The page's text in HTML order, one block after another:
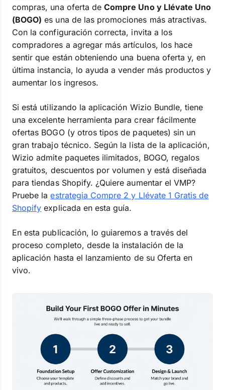
compras, una oferta deCompre Uno y Llévate Uno
(BOGO) es una de las promociones más atractivas.
Con la configuración correcta, invita a los
compradores a agregar más artículos, los hace
sentir que están obteniendo una buena oferta y, en
última instancia, lo ayuda a vender más productos y
aumentar los ingresos.
Si está utilizando la aplicación Wizio Bundle, tiene
una excelente herramienta para crear fácilmente
ofertas BOGO (y otros tipos de paquetes) sin un
gran trabajo técnico. Según la lista de la aplicación,
Wizio admite paquetes ilimitados, BOGO, regalos
gratuitos, descuentos por volumen y está diseñada
para tiendas Shopify. ¿Quiere aumentar el VMP?
Pruebe laestrategia Compre 2 y Llévate 1 Gratis de
Shopify explicada en esta guía.
En esta publicación, lo guiaremos a través del
proceso completo, desde la instalación de la
aplicación hasta el lanzamiento de su Oferta en
vivo.